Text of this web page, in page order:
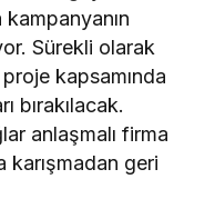
kampanyanın
Sürekli olarak
kapsamında
bırakılacak.
anlaşmalı firma
karışmadan geri